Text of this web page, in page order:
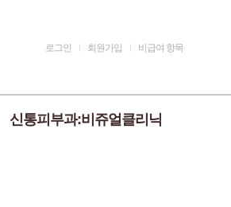
로그인 회원가입 비급여 항목
신통피부과:비쥬얼클리닉